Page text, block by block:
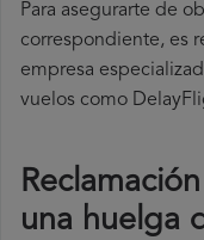
Para asegurarte de
correspondiente, es
empresa
vuelos como
una huelga